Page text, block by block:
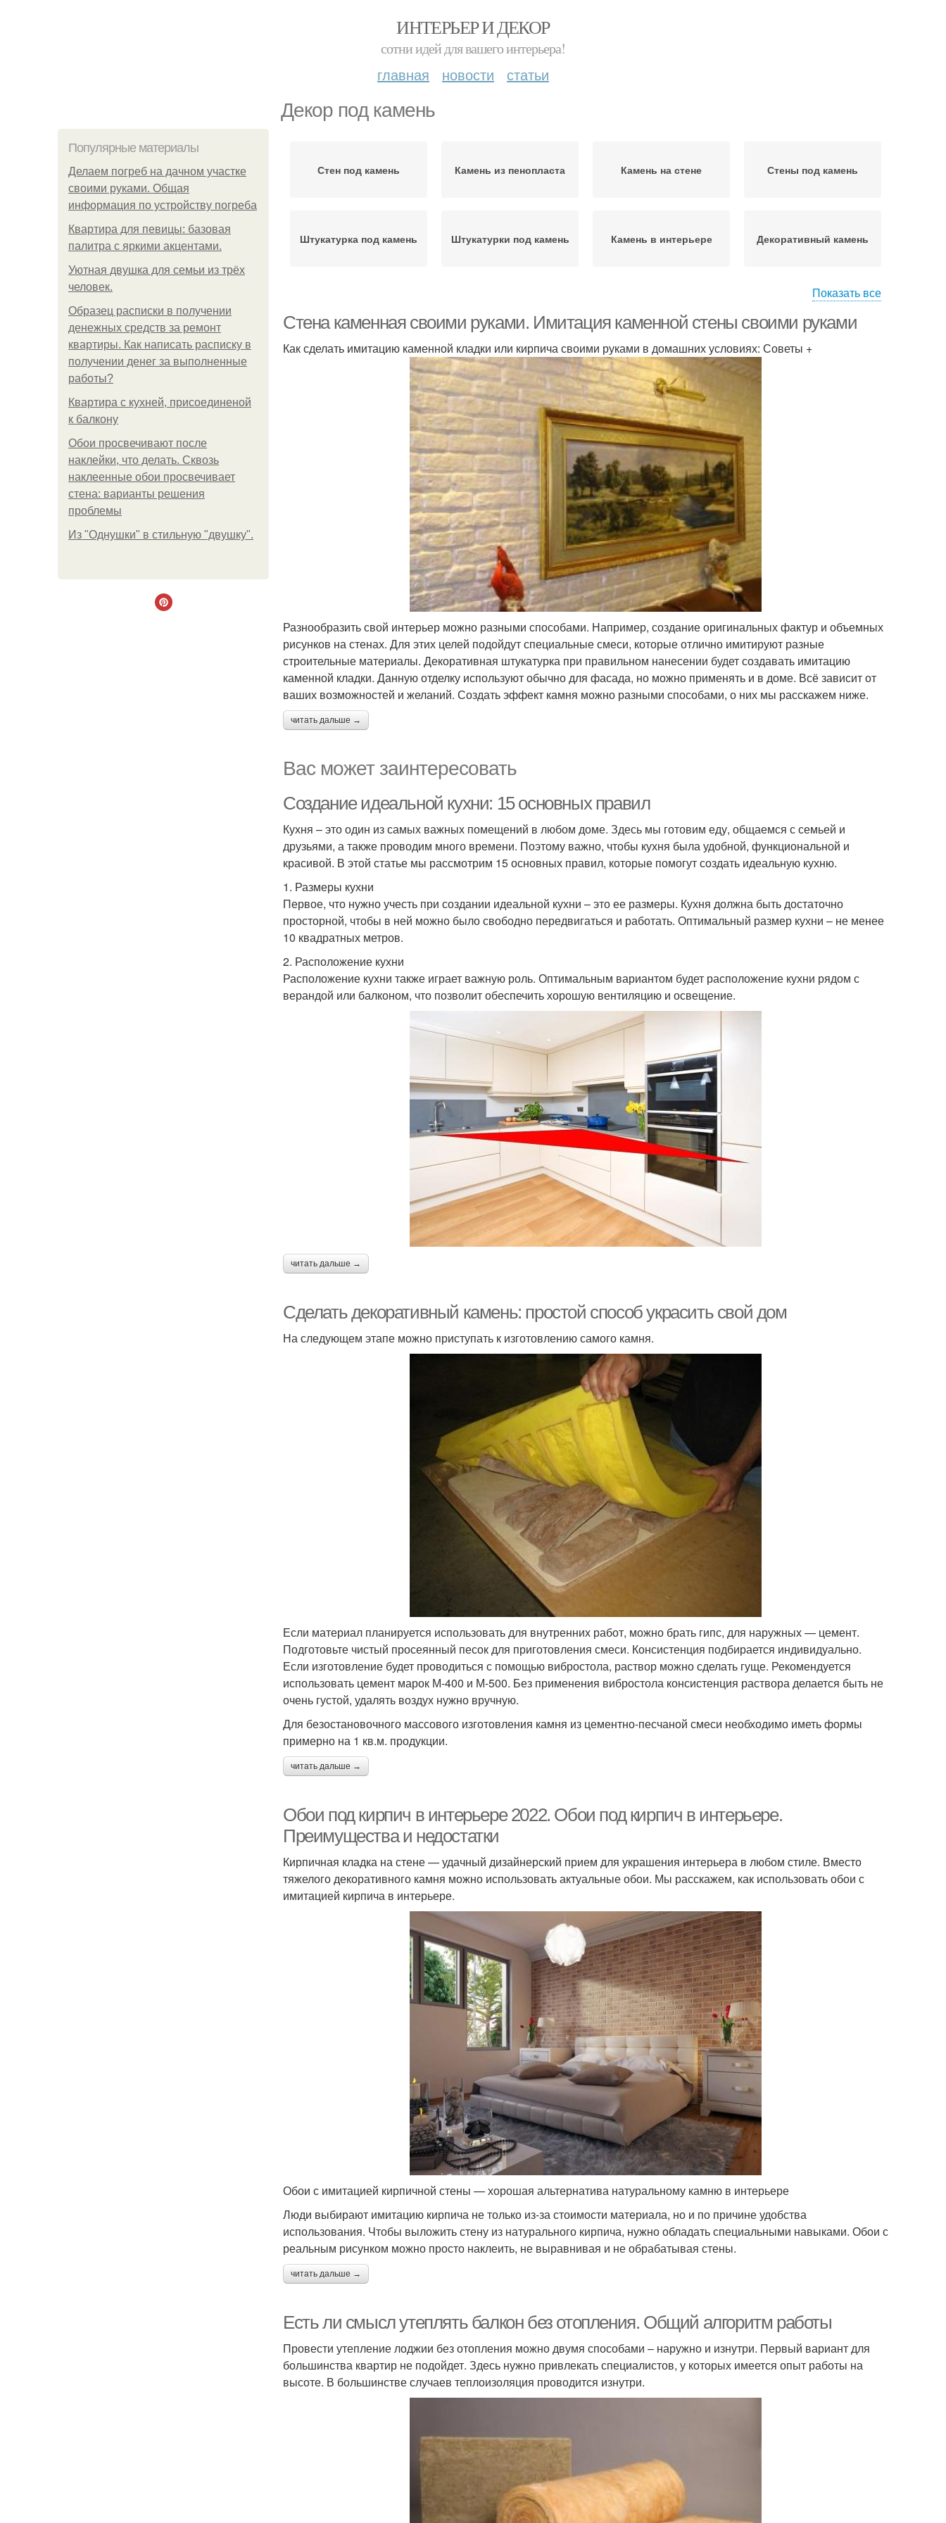
ИНТЕРЬЕР И ДЕКОР
сотни идей для вашего интерьера!
главная новости статьи
Декор под камень
Популярные материалы
Делаем погреб на дачном участке
своими руками. Общая
информация по устройству погреба
Квартира для певицы: базовая
палитра с яркими акцентами.
Уютная двушка для семьи из трёх
человек.
Образец расписки в получении
денежных средств за ремонт
квартиры. Как написать расписку в
получении денег за выполненные
работы?
Квартира с кухней, присоединеной
к балкону
Обои просвечивают после
наклейки, что делать. Сквозь
наклеенные обои просвечивает
стена: варианты решения
проблемы
Из "Однушки" в стильную "двушку".
Стен под камень Камень из пенопласта Камень на стене Стены под камень
Штукатурка под камень Штукатурки под камень Камень в интерьере Декоративный камень
Раствор для будущего
камня
Камень при помощи
Показать все
Стена каменная своими руками. Имитация каменной стены своими руками
Как сделать имитацию каменной кладки или кирпича своими руками в домашних условиях: Советы +
Разнообразить свой интерьер можно разными способами. Например, создание оригинальных фактур и объемных
рисунков на стенах. Для этих целей подойдут специальные смеси, которые отлично имитируют разные
строительные материалы. Декоративная штукатурка при правильном нанесении будет создавать имитацию
каменной кладки. Данную отделку используют обычно для фасада, но можно применять и в доме. Всё зависит от
ваших возможностей и желаний. Создать эффект камня можно разными способами, о них мы расскажем ниже.
читать дальше →
Вас может заинтересовать
Создание идеальной кухни: 15 основных правил
Кухня – это один из самых важных помещений в любом доме. Здесь мы готовим еду, общаемся с семьей и
друзьями, а также проводим много времени. Поэтому важно, чтобы кухня была удобной, функциональной и
красивой. В этой статье мы рассмотрим 15 основных правил, которые помогут создать идеальную кухню.
1. Размеры кухни
Первое, что нужно учесть при создании идеальной кухни – это ее размеры. Кухня должна быть достаточно
просторной, чтобы в ней можно было свободно передвигаться и работать. Оптимальный размер кухни – не менее
10 квадратных метров.
2. Расположение кухни
Расположение кухни также играет важную роль. Оптимальным вариантом будет расположение кухни рядом с
верандой или балконом, что позволит обеспечить хорошую вентиляцию и освещение.
читать дальше →
Сделать декоративный камень: простой способ украсить свой дом
На следующем этапе можно приступать к изготовлению самого камня.
Если материал планируется использовать для внутренних работ, можно брать гипс, для наружных — цемент.
Подготовьте чистый просеянный песок для приготовления смеси. Консистенция подбирается индивидуально.
Если изготовление будет проводиться с помощью вибростола, раствор можно сделать гуще. Рекомендуется
использовать цемент марок М-400 и М-500. Без применения вибростола консистенция раствора делается быть не
очень густой, удалять воздух нужно вручную.
Для безостановочного массового изготовления камня из цементно-песчаной смеси необходимо иметь формы
примерно на 1 кв.м. продукции.
читать дальше →
Обои под кирпич в интерьере 2022. Обои под кирпич в интерьере.
Преимущества и недостатки
Кирпичная кладка на стене — удачный дизайнерский прием для украшения интерьера в любом стиле. Вместо
тяжелого декоративного камня можно использовать актуальные обои. Мы расскажем, как использовать обои с
имитацией кирпича в интерьере.
Обои с имитацией кирпичной стены — хорошая альтернатива натуральному камню в интерьере
Люди выбирают имитацию кирпича не только из-за стоимости материала, но и по причине удобства
использования. Чтобы выложить стену из натурального кирпича, нужно обладать специальными навыками. Обои с
реальным рисунком можно просто наклеить, не выравнивая и не обрабатывая стены.
читать дальше →
Есть ли смысл утеплять балкон без отопления. Общий алгоритм работы
Провести утепление лоджии без отопления можно двумя способами – наружно и изнутри. Первый вариант для
большинства квартир не подойдет. Здесь нужно привлекать специалистов, у которых имеется опыт работы на
высоте. В большинстве случаев теплоизоляция проводится изнутри.